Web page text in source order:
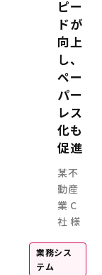
ピー
ドが
向上
し、
ペー
パー
レス
化も
促進
某不
動産
業 C
社 様
業務シス
テム